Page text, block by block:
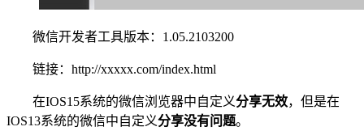
微信开发者工具版本：1.05.2103200
链接：http://xxxxx.com/index.html
在IOS15系统的微信浏览器中自定义分享无效，但是在
IOS13系统的微信中自定义分享没有问题。